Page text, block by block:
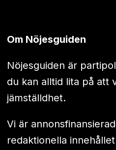
Om Nöjesguiden
Nöjesguiden är
du kan alltid lita på att
jämställdhet.
Vi är
redaktionella